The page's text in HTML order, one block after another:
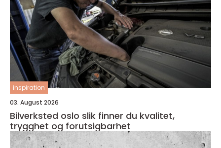
inspiration
03. August 2026
Bilverksted oslo slik finner du kvalitet,
trygghet og forutsigbarhet